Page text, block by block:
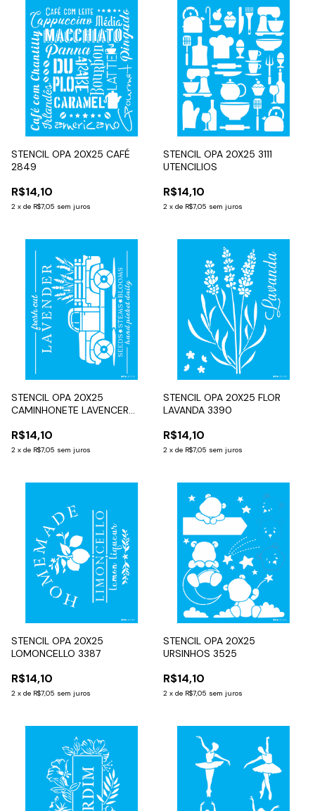
STENCIL OPA 20X25 CAFÉ
2849
R$14,10
2 x de R$7,05 sem juros
STENCIL OPA 20X25 3111
UTENCILIOS
R$14,10
2 x de R$7,05 sem juros
STENCIL OPA 20X25
CAMINHONETE LAVENCER
R$14,10
2 x de R$7,05 sem juros
STENCIL OPA 20X25 FLOR
LAVANDA 3390
R$14,10
2 x de R$7,05 sem juros
STENCIL OPA 20X25
LOMONCELLO 3387
R$14,10
2 x de R$7,05 sem juros
STENCIL OPA 20X25
URSINHOS 3525
R$14,10
2 x de R$7,05 sem juros